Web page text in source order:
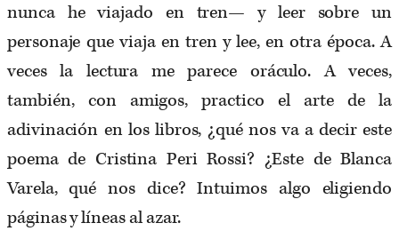
nunca he viajado en tren— y leer sobre un
personaje que viaja en tren y lee, en otra época. A
veces la lectura me parece oráculo. A veces,
también, con amigos, practico el arte de la
adivinación en los libros, ¿qué nos va a decir este
poema de Cristina Peri Rossi? ¿Este de Blanca
Varela, qué nos dice? Intuimos algo eligiendo
páginas y líneas al azar.